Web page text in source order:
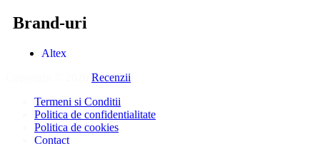
Brand-uri
Altex
Recenzii
Termeni si Conditii
Politica de confidentialitate
Politica de cookies
Contact